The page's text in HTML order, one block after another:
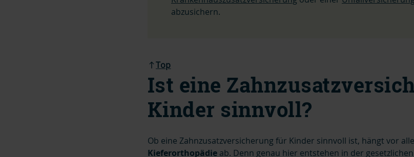
abzusichern.
Top
Ist eine
Kinder sinnvoll?
Ob eine Zahnzusatzversicherung für Kinder sinnvoll ist, hängt vor
Kieferorthopädie ab. Denn genau hier entstehen in der